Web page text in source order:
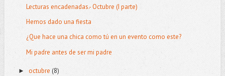
Lecturas encadenadas.- Octubre (I parte)
Hemos dado una fiesta
¿Que hace una chica como tú en un evento como este?
Mi padre antes de ser mi padre
► octubre (8)